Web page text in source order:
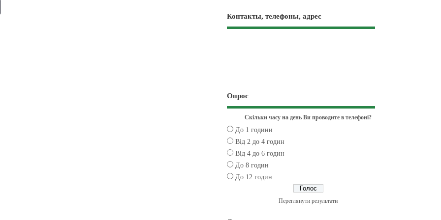
Контакты, телефоны, адрес
Опрос
Скільки часу на день Ви проводите в телефоні?
До 1 години
Від 2 до 4 годин
Від 4 до 6 годин
До 8 годин
До 12 годин
Переглянути результати